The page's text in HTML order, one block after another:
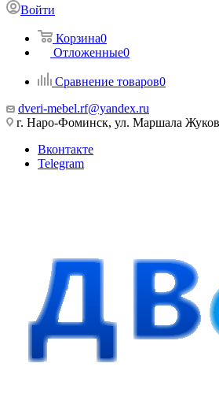
Войти
Корзина0
Отложенные0
Сравнение товаров0
dveri-mebel.rf@yandex.ru
г. Наро-Фоминск, ул. Маршала
Вконтакте
Telegram